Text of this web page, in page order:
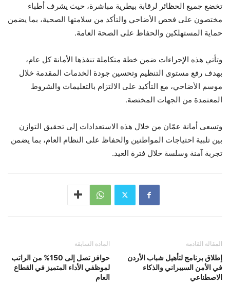
تخضع جميع الحظائر لرقابة بيطرية مباشرة، حيث يشرف أطباء
مختصون على فحص الأضاحي والتأكد من سلامتها الصحية، بما يضمن
حماية المستهلكين والحفاظ على الصحة العامة.
وتأتي هذه الإجراءات ضمن خطة متكاملة تنفذها الأمانة كل عام،
بهدف رفع مستوى التنظيم وتحسين جودة الخدمات المقدمة خلال
موسم الأضاحي، مع التأكيد على الالتزام بالتعليمات والشروط
المعتمدة من الجهات المختصة.
وتسعى أمانة عمّان من خلال هذه الاستعدادات إلى تحقيق التوازن
بين تلبية احتياجات المواطنين والحفاظ على النظام العام، بما يضمن
تجربة آمنة وسلسة خلال فترة العيد.
المادة السابقة
حوافز تصل إلى 150% من الراتب
لموظفي الأداء المتميز في القطاع
العام
المقالة القادمة
إطلاق برنامج لتأهيل شباب الأردن
في الأمن السيبراني والذكاء
الاصطناعي